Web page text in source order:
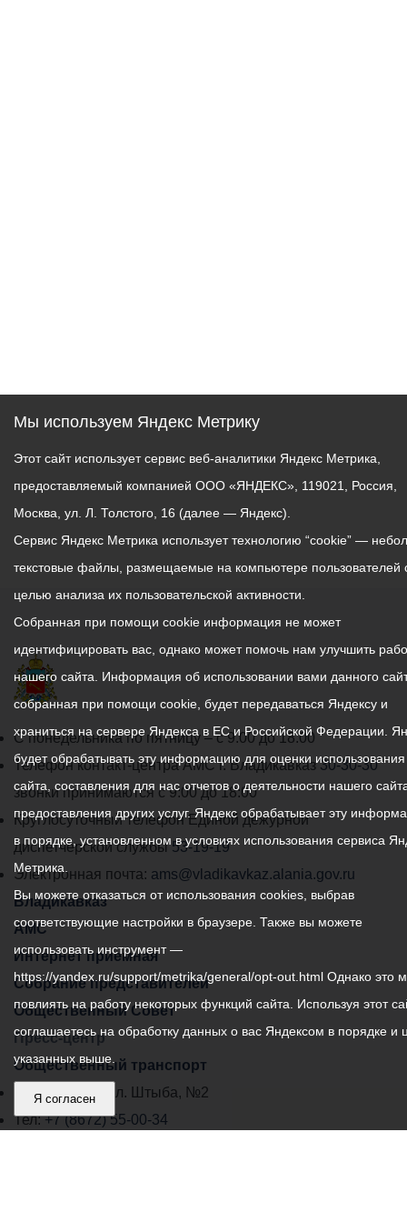
График
работы
администрации
местного
самоуправления
города
Владикавказ:
С понедельника по пятницу – с 9.00 до 18.00
Телефон контакт-центра АМС г. Владикавказ30-30-30
звонки принимаются с 9:00 до 18:00
Круглосуточный телефон Единой дежурной
диспетчерской службы53-19-19
Электронная почта: ams@vladikavkaz.alania.gov.ru
Владикавказ
АМС
Интернет приемная
Собрание представителей
Общественный Совет
Пресс-центр
Общественный транспорт
Владикавказ, пл. Штыба, №2
Тел:+7 (8672) 55-00-34
Мы используем Яндекс Метрику
Этот сайт использует сервис веб-аналитики Яндекс Метрика,
предоставляемый компанией ООО «ЯНДЕКС», 119021, Россия,
Москва, ул. Л. Толстого, 16 (далее — Яндекс).
Сервис Яндекс Метрика использует технологию “cookie” —
текстовые файлы, размещаемые на компьютере пользователей
целью анализа их пользовательской активности.
Собранная при помощи cookie информация не может
идентифицировать вас, однако может помочь нам улучшить
нашего сайта. Информация об использовании вами данного
собранная при помощи cookie, будет передаваться Яндексу и
храниться на сервере Яндекса в ЕС и Российской Федерации.
будет обрабатывать эту информацию для оценки
сайта, составления для нас отчетов о деятельности нашего
предоставления других услуг. Яндекс обрабатывает эту
в порядке, установленном в условиях использования сервиса
Метрика.
Вы можете отказаться от использования cookies, выбрав
соответствующие настройки в браузере. Также вы можете
использовать инструмент —
https://yandex.ru/support/metrika/general/opt-out.html Однако это
повлиять на работу некоторых функций сайта. Используя этот
соглашаетесь на обработку данных о вас Яндексом в порядке и
указанных выше.
Я согласен